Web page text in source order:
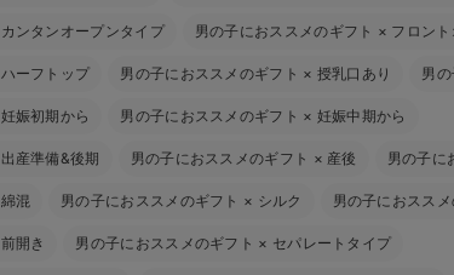
カンタンオープンタイプ 男の子におススメのギフト × フロン
ハーフトップ 男の子におススメのギフト × 授乳口あり 男
妊娠初期から 男の子におススメのギフト × 妊娠中期から
出産準備&後期 男の子におススメのギフト × 産後 男の子に
綿混 男の子におススメのギフト × シルク 男の子におススメ
前開き 男の子におススメのギフト × セパレートタイプ